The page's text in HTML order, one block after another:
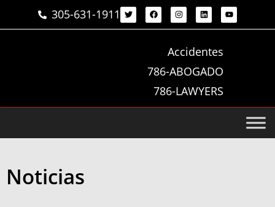
305-631-1911
Accidentes
786-ABOGADO
786-LAWYERS
Noticias